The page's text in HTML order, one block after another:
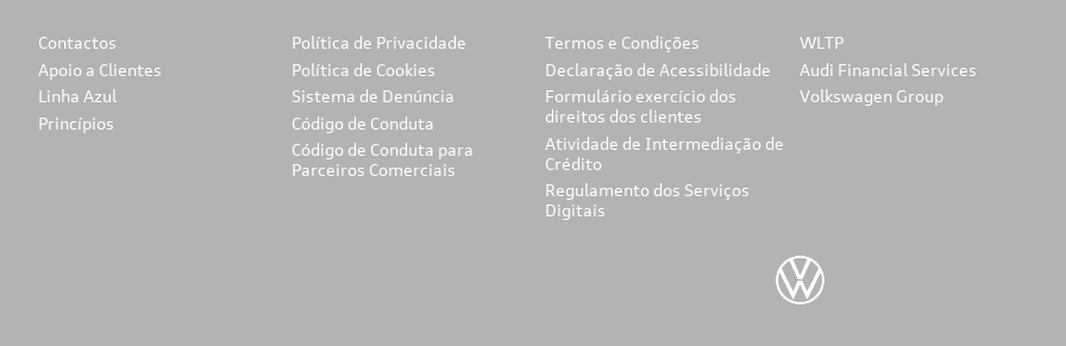
Contactos
Apoio a Clientes
Linha Azul
Princípios
Política de Privacidade
Política de Cookies
Sistema de Denúncia
Código de Conduta
Código de Conduta para
Parceiros Comerciais
Termos e Condições
Declaração de Acessibilidade
Formulário exercício dos
direitos dos clientes
Atividade de Intermediação de
Crédito
Regulamento dos Serviços
Digitais
WLTP
Audi Financial Services
Volkswagen Group